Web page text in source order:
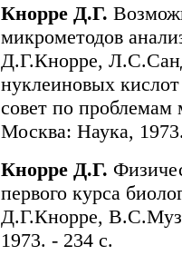
Кнорре Д.Г.
микрометодов
Д.Г.Кнорре,
нуклеиновых
совет по проблемам
Москва: Наука,
Кнорре Д.Г.
первого курса
Д.Г.Кнорре,
1973. - 234 с.